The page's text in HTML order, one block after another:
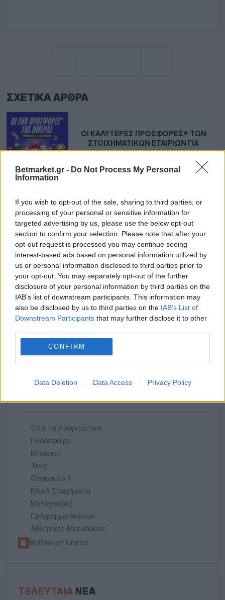
Betmarket.gr - Do Not Process My Personal
Information
If you wish to opt-out of the sale, sharing to third parties, or
processing of your personal or sensitive information for
targeted advertising by us, please use the below opt-out
section to confirm your selection. Please note that after your
opt-out request is processed you may continue seeing
interest-based ads based on personal information utilized by
us or personal information disclosed to third parties prior to
your opt-out. You may separately opt-out of the further
disclosure of your personal information by third parties on the
IAB’s list of downstream participants. This information may
also be disclosed by us to third parties on the IAB’s List of
Downstream Participants that may further disclose it to other
CONFIRM
Data Deletion Data Access Privacy Policy
ΣΧΕΤΙΚΆ ΆΡΘΡΑ
ΟΙ ΚΑΛΎΤΕΡΕΣ ΠΡΟΣΦΟΡΈΣ* ΤΩΝ
ΣΤΟΙΧΗΜΑΤΙΚΏΝ ΕΤΑΙΡΙΏΝ ΓΙΑ
ΣΉΜΕΡΑ
ΔΏΡΑ* ΣΕ ΌΛΟΥΣ ΑΠΌ ΤΗ
STOIXIMAN!
X4 ΠΡΟΣΦΟΡΆ* ΓΝΩΡΙΜΊΑΣ
ΠΡΆΣΙΝΟ ΒΉΜΑ ΠΡΌΚΡΙΣΗΣ ΓΙΑ ΤΟΝ
Όλα τα προγνωστικά
Ποδόσφαιρο
Μπάσκετ
Τένις
Φόρμουλα 1
Ειδικά Στοιχήματα
Μεταγραφές
Πρόγραμμα Αγώνων
Αθλητικές Μεταδόσεις
BetMarket United
ΤΕΛΕΥΤΑΊΑ ΝΈΑ